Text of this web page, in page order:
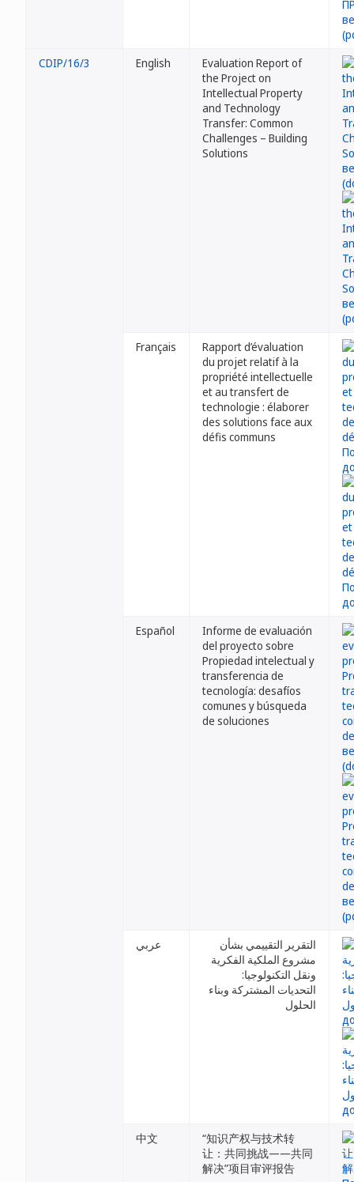
CDIP/16/3 English
Evaluation Report of
the Project on
Intellectual Property
and Technology
Transfer: Common
Challenges – Building
Solutions
Français
Rapport d’évaluation
du projet relatif à la
propriété intellectuelle
et au transfert de
technologie : élaborer
des solutions face aux
défis communs
Español
Informe de evaluación
del proyecto sobre
Propiedad intelectual y
transferencia de
tecnología: desafíos
comunes y búsqueda
de soluciones
عربي
التقرير التقييمي بشأن
مشروع الملكية الفكرية
ونقل التكنولوجيا:
التحديات المشتركة وبناء
الحلول
中文
“知识产权与技术转
让：共同挑战——共同
解决”项目审评报告